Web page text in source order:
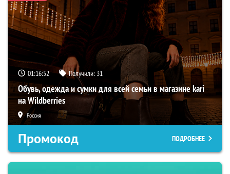
01:16:51 Получили: 31
Обувь, одежда и сумки для всей семьи в магазине kari
на Wildberries
Россия
Промокод ПОДРОБНЕЕ